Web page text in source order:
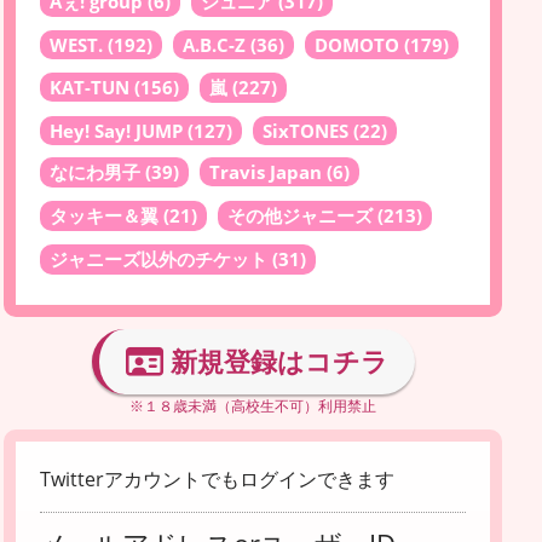
WEST. (192) A.B.C-Z (36) DOMOTO (179)
KAT-TUN (156) 嵐 (227)
Hey! Say! JUMP (127) SixTONES (22)
なにわ男子 (39) Travis Japan (6)
タッキー＆翼 (21) その他ジャニーズ(213)
ジャニーズ以外のチケット (31)
新規登録はコチラ
※１８歳未満（高校生不可）利用禁止
Twitterアカウントでもログインできます